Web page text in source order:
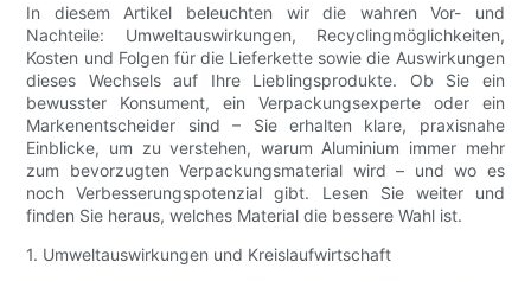
In diesem Artikel beleuchten wir die wahren Vor- und
Nachteile: Umweltauswirkungen, Recyclingmöglichkeiten,
Kosten und Folgen für die Lieferkette sowie die Auswirkungen
dieses Wechsels auf Ihre Lieblingsprodukte. Ob Sie ein
bewusster Konsument, ein Verpackungsexperte oder ein
Markenentscheider sind – Sie erhalten klare, praxisnahe
Einblicke, um zu verstehen, warum Aluminium immer mehr
zum bevorzugten Verpackungsmaterial wird – und wo es
noch Verbesserungspotenzial gibt. Lesen Sie weiter und
finden Sie heraus, welches Material die bessere Wahl ist.
1. Umweltauswirkungen und Kreislaufwirtschaft